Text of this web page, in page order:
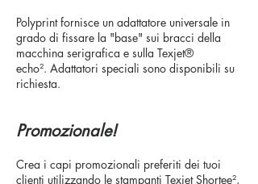
Polyprint fornisce un adattatore universale in
grado di fissare la "base" sui bracci della
macchina serigrafica e sulla Texjet®
echo². Adattatori speciali sono disponibili su
richiesta.
Promozionale!
Crea i capi promozionali preferiti dei tuoi
clienti utilizzando le stampanti Texjet Shortee²,